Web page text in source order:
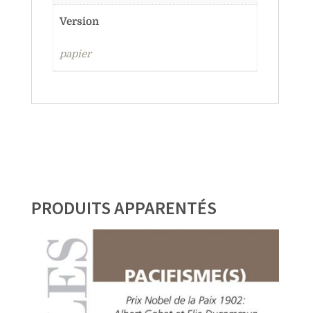
Version
papier
PRODUITS APPARENTÉS